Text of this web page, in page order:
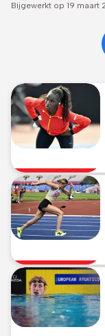
Bijgewerkt op 19 maart